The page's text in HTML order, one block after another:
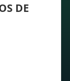
DE